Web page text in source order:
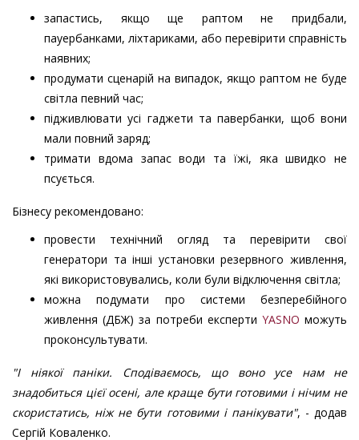
запастись, якщо ще раптом не придбали,
пауербанками, ліхтариками, або перевірити справність
наявних;
продумати сценарій на випадок, якщо раптом не буде
світла певний час;
підживлювати усі гаджети та павербанки, щоб вони
мали повний заряд;
тримати вдома запас води та їжі, яка швидко не
псується.
Бізнесу рекомендовано:
провести технічний огляд та перевірити свої
генератори та інші установки резервного живлення,
які використовувались, коли були відключення світла;
можна подумати про системи безперебійного
живлення (ДБЖ) за потреби експерти YASNO можуть
проконсультувати.
"І ніякої паніки. Сподіваємось, що воно усе нам не
знадобиться цієї осені, але краще бути готовими і нічим не
скористатись, ніж не бути готовими і панікувати", - додав
Сергій Коваленко.